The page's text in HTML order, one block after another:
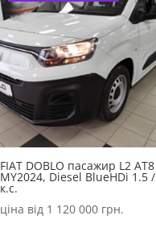
FIAT DOBLO пасажир L2 AT8
MY2024, Diesel BlueHDi 1.5
к.с.
ціна від 1 120 000 грн.